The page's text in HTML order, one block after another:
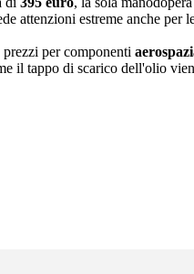
attenzioni estreme anche per
per componenti
il tappo di scarico dell'olio